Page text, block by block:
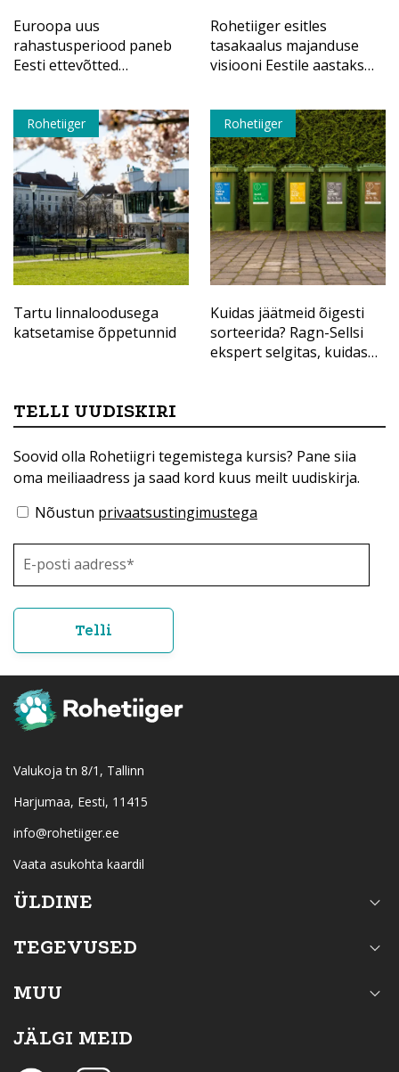
Euroopa uus
rahastusperiood paneb
Eesti ettevõtted
Rohetiiger esitles
tasakaalus majanduse
visiooni Eestile aastaks
Rohetiiger
Tartu linnaloodusega
katsetamise õppetunnid
Rohetiiger
Kuidas jäätmeid õigesti
sorteerida? Ragn-Sellsi
ekspert selgitas, kuidas
TELLI UUDISKIRI
Soovid olla Rohetiigri tegemistega kursis? Pane siia
oma meiliaadress ja saad kord kuus meilt uudiskirja.
Nõustun privaatsustingimustega
Valukoja tn 8/1, Tallinn
Harjumaa, Eesti, 11415
info@rohetiiger.ee
Vaata asukohta kaardil
ÜLDINE
TEGEVUSED
MUU
JÄLGI MEID